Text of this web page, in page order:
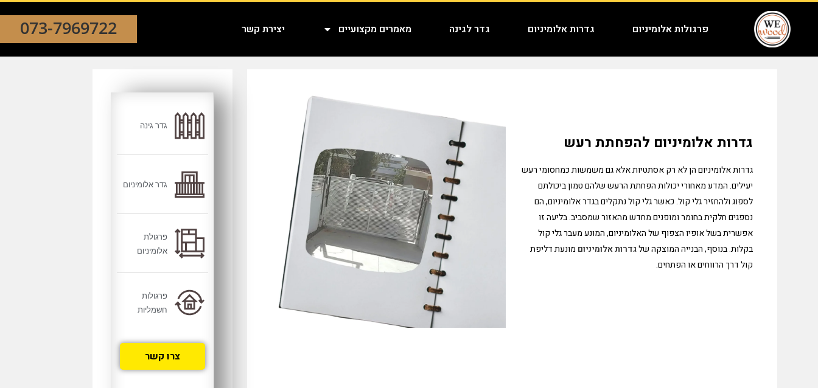
פרגולות אלומיניום גדרות אלומיניום גדר לגינה מאמרים מקצועיים יצירת קשר 073-7969722
גדרות אלומיניום להפחתת רעש
גדרות אלומיניום הן לא רק אסתטיות אלא גם משמשות כמחסומי רעש
יעילים. המדע מאחורי יכולות הפחתת הרעש שלהם טמון ביכולתם
לספוג ולהחזיר גלי קול. כאשר גלי קול נתקלים בגדר אלומיניום, הם
נספגים חלקית בחומר ומופנים מחדש מהאזור שמסביב. בליעה זו
אפשרית בשל אופיו הצפוף של האלומיניום, המונע מעבר גלי קול
בקלות. בנוסף, הבנייה המוצקה שלגדרות אלומיניום מונעת דליפת
קול דרך הרווחים או הפתחים.
גדר גינה
גדר אלומיניום
פרגולת
אלומיניום
פרגולות
חשמליות
צרו קשר